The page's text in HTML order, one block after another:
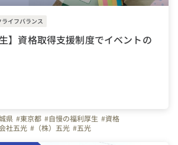
ライフバランス
】資格取得支援制度でイベントの
県 #東京都 #自慢の福利厚生 #資格
社五光 #（株）五光 #五光